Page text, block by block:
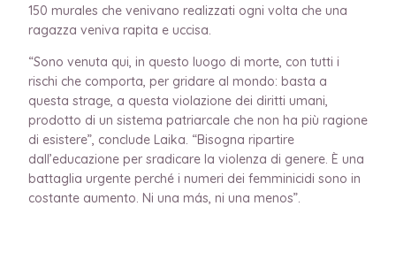
150 murales che venivano realizzati ogni volta che una
ragazza veniva rapita e uccisa.
“Sono venuta qui, in questo luogo di morte, con tutti i
rischi che comporta, per gridare al mondo: basta a
questa strage, a questa violazione dei diritti umani,
prodotto di un sistema patriarcale che non ha più ragione
di esistere”, conclude Laika. “Bisogna ripartire
dall’educazione per sradicare la violenza di genere. È una
battaglia urgente perché i numeri dei femminicidi sono in
costante aumento. Ni una más, ni una menos”.